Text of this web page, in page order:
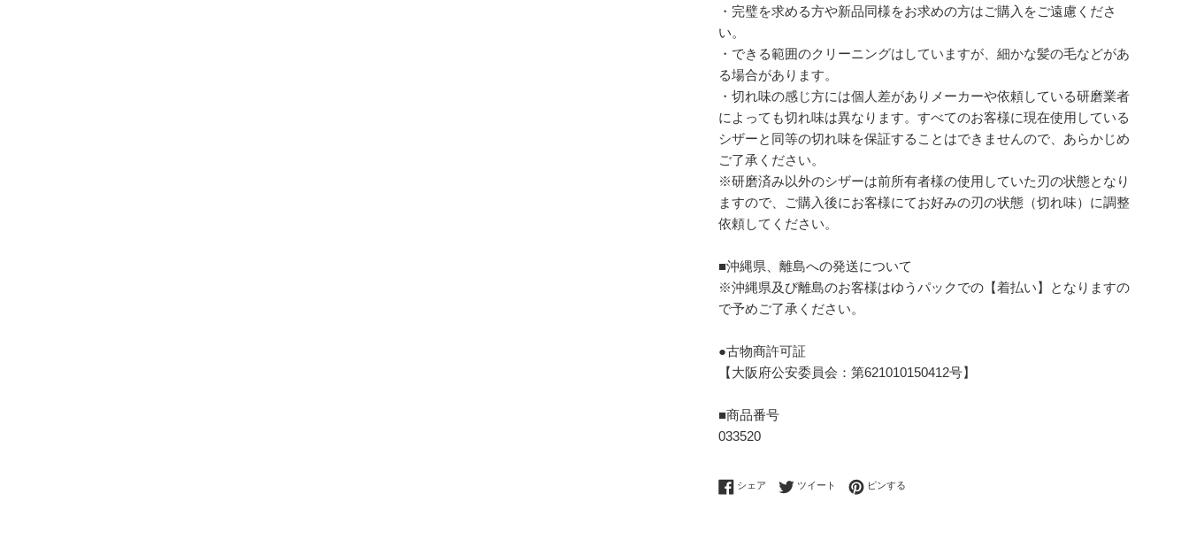
・完璧を求める方や新品同様をお求めの方はご購入をご遠慮くださ
い。
・できる範囲のクリーニングはしていますが、細かな髪の毛などがあ
る場合があります。
・切れ味の感じ方には個人差がありメーカーや依頼している研磨業者
によっても切れ味は異なります。すべてのお客様に現在使用している
シザーと同等の切れ味を保証することはできませんので、あらかじめ
ご了承ください。
※研磨済み以外のシザーは前所有者様の使用していた刃の状態となり
ますので、ご購入後にお客様にてお好みの刃の状態（切れ味）に調整
依頼してください。
■沖縄県、離島への発送について
※沖縄県及び離島のお客様はゆうパックでの【着払い】となりますの
で予めご了承ください。
●古物商許可証
【大阪府公安委員会：第621010150412号】
■商品番号
033520
シェア Facebookでシェアする
ツイート Twitterに投稿する
ピンする